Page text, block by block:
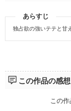
あらすじ
独占欲の強いテテと甘
この作品の感
この作